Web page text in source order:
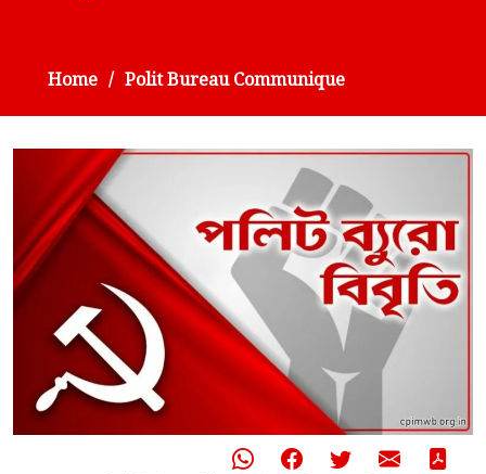
Home Polit Bureau Communique